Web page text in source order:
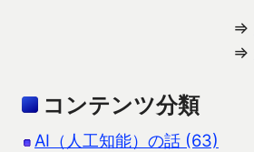
⇒
⇒
コンテンツ分類
AI（人工知能）の話 (63)